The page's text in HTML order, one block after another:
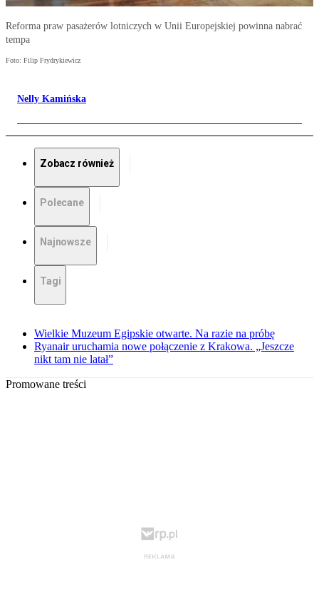
Reforma praw pasażerów lotniczych w Unii Europejskiej powinna nabrać
tempa
Foto: Filip Frydrykiewicz
Nelly Kamińska
Zobacz również
Polecane
Najnowsze
Tagi
Wielkie Muzeum Egipskie otwarte. Na razie na próbę
Ryanair uruchamia nowe połączenie z Krakowa. „Jeszcze
nikt tam nie latał”
Promowane treści